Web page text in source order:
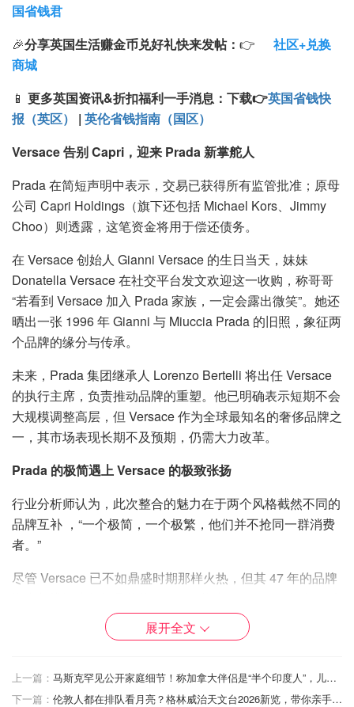
国省钱君
🎉分享英国生活赚金币兑好礼快来发帖： 👉
社区+兑换
商城
📱 更多英国资讯&折扣福利一手消息： 下载👉英国省钱快
报（英区）
| 英伦省钱指南（国区）
Versace 告别 Capri，迎来 Prada 新掌舵人
Prada 在简短声明中表示，交易已获得所有监管批准；原母
公司 Capri Holdings（旗下还包括 Michael Kors、Jimmy
Choo）则透露，这笔资金将用于偿还债务。
在 Versace 创始人 Gianni Versace 的生日当天，妹妹
Donatella Versace 在社交平台发文欢迎这一收购，称哥哥
“若看到 Versace 加入 Prada 家族，一定会露出微笑”。她还
晒出一张 1996 年 Gianni 与 Miuccia Prada 的旧照，象征两
个品牌的缘分与传承。
未来，Prada 集团继承人 Lorenzo Bertelli 将出任 Versace
的执行主席，负责推动品牌的重塑。他已明确表示短期不会
大规模调整高层，但 Versace 作为全球最知名的奢侈品牌之
一，其市场表现长期不及预期，仍需大力改革。
Prada 的极简遇上 Versace 的极致张扬
行业分析师认为，此次整合的魅力在于两个风格截然不同的
品牌互补 ，“一个极简，一个极繁，他们并不抢同一群消费
者。”
尽管 Versace 已不如鼎盛时期那样火热，但其 47 年的品牌
未开发增长潜力”。
重启。他曾任 Miu Miu 设计负责人，如今带来一场以 80 年
代为灵感的多彩、性感系列。虽然时装周评价不一，但买手
展开全文
上一篇：
马斯克罕见公开家庭细节！称加拿大伴侣是“半个印度人”，儿子中间名致敬诺奖得主！
下一篇：
伦敦人都在排队看月亮？格林威治天文台2026新览，带你亲手体验月球表面的“真实触感”